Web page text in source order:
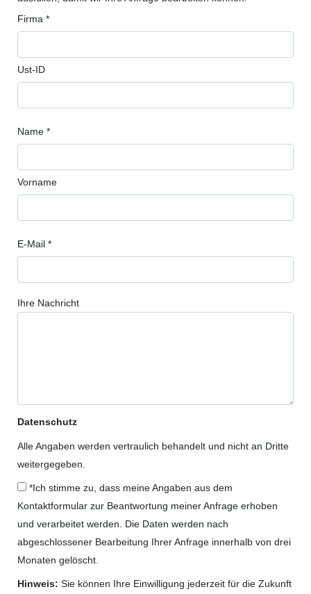
Firma *
Ust-ID
Name *
Vorname
E-Mail *
Ihre Nachricht
Datenschutz
Alle Angaben werden vertraulich behandelt und nicht an Dritte
weitergegeben.
*Ich stimme zu, dass meine Angaben aus dem
Kontaktformular zur Beantwortung meiner Anfrage erhoben
und verarbeitet werden. Die Daten werden nach
abgeschlossener Bearbeitung Ihrer Anfrage innerhalb von drei
Monaten gelöscht.
Hinweis: Sie können Ihre Einwilligung jederzeit für die Zukunft